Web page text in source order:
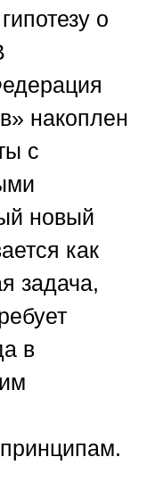
о
накоплен
с
новый
как
задача,
в